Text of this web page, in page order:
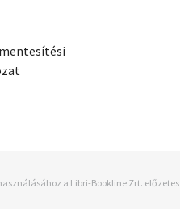
a Libri-Bookline Zrt. előzetes